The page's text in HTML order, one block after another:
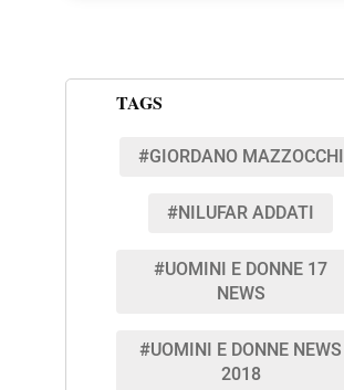
TAGS
#GIORDANO MAZZOCCHI
#NILUFAR ADDATI
#UOMINI E DONNE 17
NEWS
#UOMINI E DONNE NEWS
2018